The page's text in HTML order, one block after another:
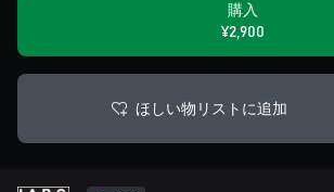
購入
¥2,900
ほしい物リストに追加